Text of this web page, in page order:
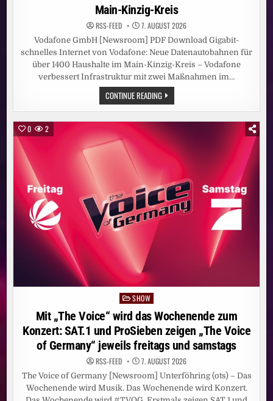
Main-Kinzig-Kreis
RSS-FEED 7. AUGUST 2026
Vodafone GmbH [Newsroom] PDF Download Gigabit-
schnelles Internet von Vodafone: Neue Datenautobahnen für
über 1400 Haushalte im Main-Kinzig-Kreis – Vodafone
verbessert Infrastruktur mit zwei Maßnahmen im…
CONTINUE READINGGIGABIT-
SCHNELLES
INTERNET
VON
VODAFONE:
NEUE
DATENAUTOBAHNEN
FÜR
ÜBER
1400
HAUSHALTE
IM
MAIN-
KINZIG-
KREIS
0 2
Posted
in
SHOW
Mit „The Voice“ wird das Wochenende zum
Konzert: SAT.1 und ProSieben zeigen „The Voice
of Germany“ jeweils freitags und samstags
RSS-FEED 7. AUGUST 2026
The Voice of Germany [Newsroom] Unterföhring (ots) – Das
Wochenende wird Musik. Das Wochenende wird Konzert.